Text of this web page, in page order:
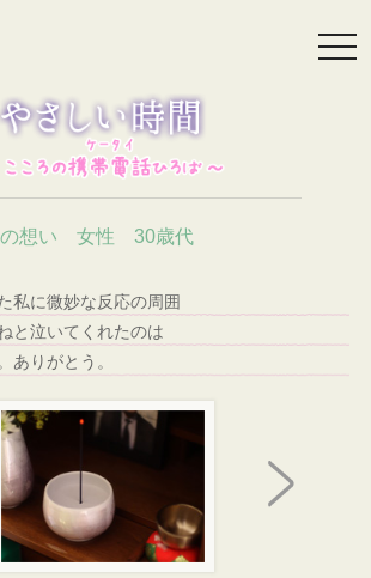
]の想い 女性 30歳代
私に微妙な反応の周囲
と泣いてくれたのは
ありがとう。